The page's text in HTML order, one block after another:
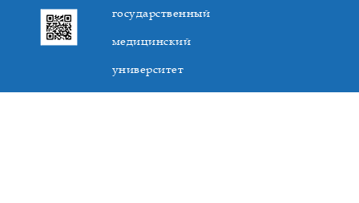
государственный
медицинский
университет